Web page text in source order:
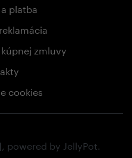
platba
zmluvy
cookies
, powered by JellyPot.